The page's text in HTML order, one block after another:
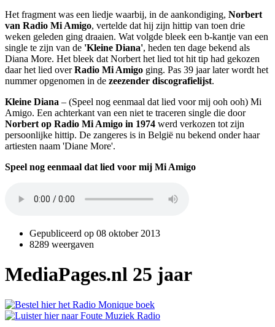
Het fragment was een liedje waarbij, in de aankondiging, Norbert
van Radio Mi Amigo, vertelde dat hij zijn hittip van toen drie
weken geleden ging draaien. Wat volgde bleek een b-kantje van een
single te zijn van de 'Kleine Diana', heden ten dage bekend als
Diana More. Het bleek dat Norbert het lied tot hit tip had gekozen
daar het lied overRadio Mi Amigo ging. Pas 39 jaar later wordt het
nummer opgenomen in de zeezender discografielijst.
Kleine Diana – (Speel nog eenmaal dat lied voor mij ooh ooh) Mi
Amigo. Een achterkant van een niet te traceren single die door
Norbert op Radio Mi Amigo in 1974 werd verkozen tot zijn
persoonlijke hittip. De zangeres is in België nu bekend onder haar
artiesten naam 'Diane More'.
Speel nog eenmaal dat lied voor mij Mi Amigo
Gepubliceerd op 08 oktober 2013
8289 weergaven
MediaPages.nl 25 jaar